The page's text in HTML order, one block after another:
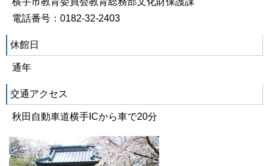
電話番号：0182-32-2403
休館日
通年
交通アクセス
秋田自動車道横手ICから車で20分